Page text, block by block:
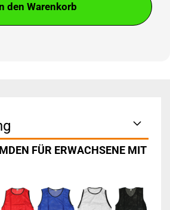
den Warenkorb
FÜR ERWACHSENE MIT